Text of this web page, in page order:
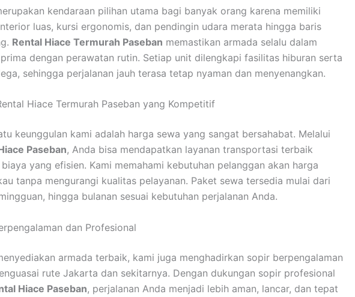
kendaraan pilihan utama bagi banyak orang karena memiliki
luas, kursi ergonomis, dan pendingin udara merata hingga baris
Rental Hiace Termurah Paseban memastikan armada selalu dalam
dengan perawatan rutin. Setiap unit dilengkapi fasilitas hiburan serta
sehingga perjalanan jauh terasa tetap nyaman dan menyenangkan.
Hiace Termurah Paseban yang Kompetitif
keunggulan kami adalah harga sewa yang sangat bersahabat. Melalui
Paseban, Anda bisa mendapatkan layanan transportasi terbaik
yang efisien. Kami memahami kebutuhan pelanggan akan harga
tanpa mengurangi kualitas pelayanan. Paket sewa tersedia mulai dari
hingga bulanan sesuai kebutuhan perjalanan Anda.
dan Profesional
armada terbaik, kami juga menghadirkan sopir berpengalaman
rute Jakarta dan sekitarnya. Dengan dukungan sopir profesional
Hiace Paseban, perjalanan Anda menjadi lebih aman, lancar, dan tepat